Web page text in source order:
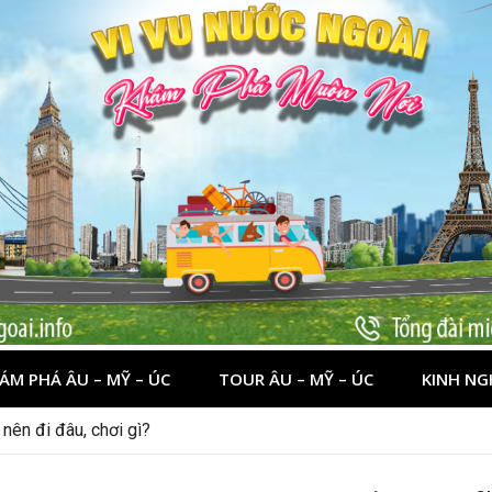
PHÁ ÂU – MỸ – ÚC TOUR ÂU – MỸ – ÚC KINH
lễ quốc khánh 2/9